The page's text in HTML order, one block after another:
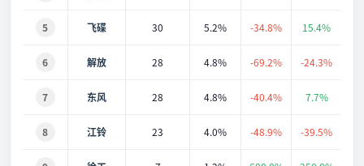
5 飞碟 30 5.2% -34.8% 15.4%
6 解放 28 4.8% -69.2% -24.3%
7 东风 28 4.8% -40.4% 7.7%
8 江铃 23 4.0% -48.9% -39.5%